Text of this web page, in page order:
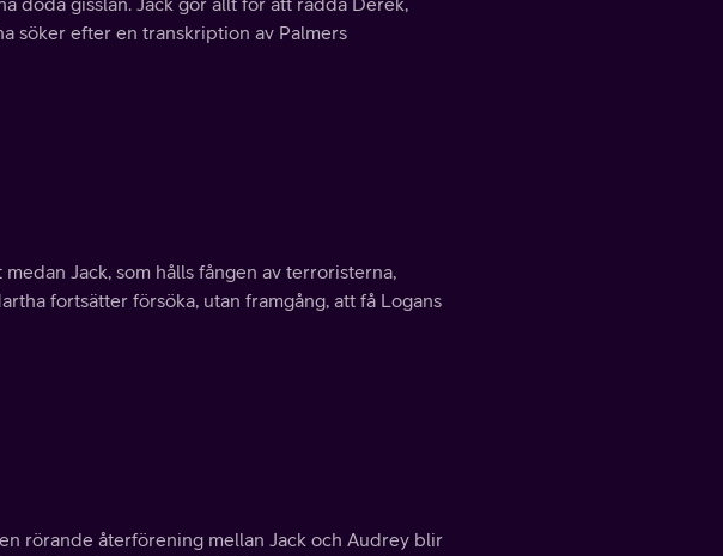
söker efter en transkription av Palmers
Jack, som hålls fången av terroristerna,
fortsätter försöka, utan framgång, att få Logans
rörande återförening mellan Jack och Audrey blir